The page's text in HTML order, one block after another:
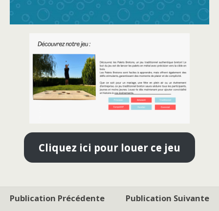
Cliquez ici pour louer ce jeu
Publication Précédente
Publication Suivante